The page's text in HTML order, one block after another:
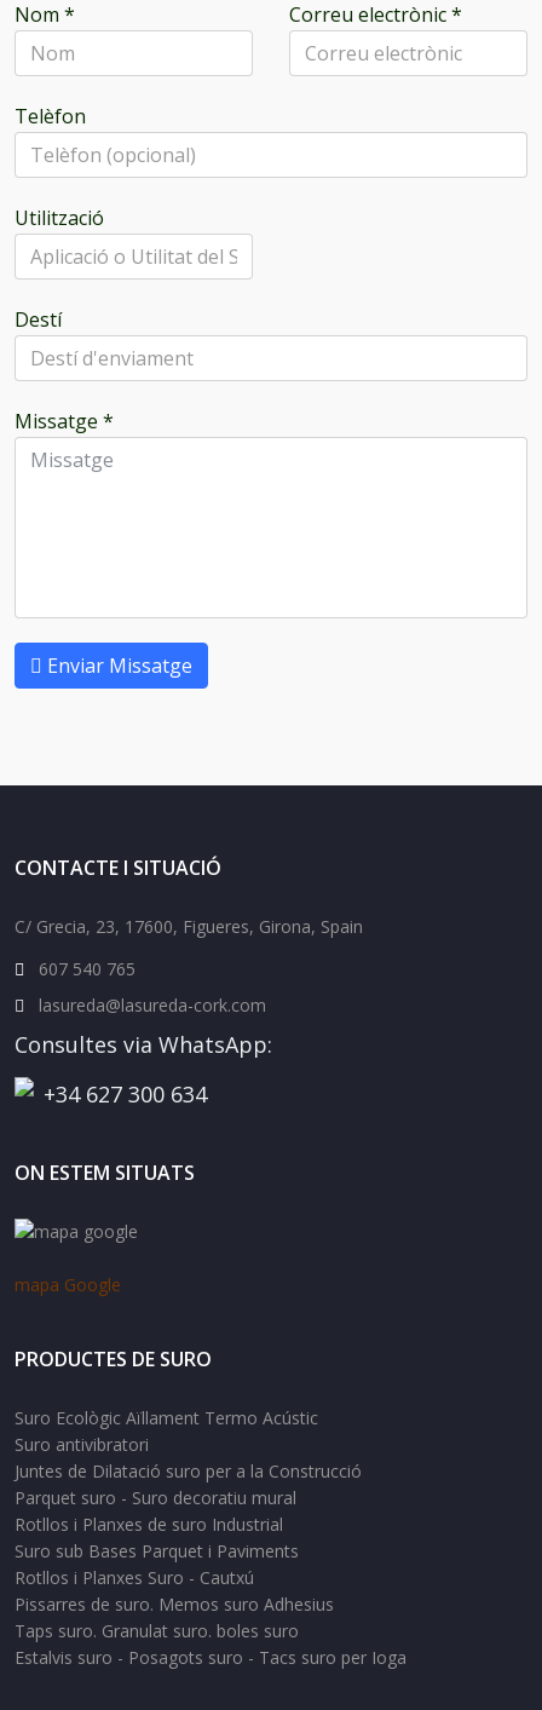
Nom * Correu electrònic*
Telèfon
Utilització
Destí
Missatge *
Enviar Missatge
CONTACTE I SITUACIÓ
C/ Grecia, 23, 17600, Figueres, Girona, Spain
607 540 765
lasureda@lasureda-cork.com
Consultes via WhatsApp:
+34 627 300 634
ON ESTEM SITUATS
mapa Google
PRODUCTES DE SURO
Suro Ecològic Aïllament Termo Acústic
Suro antivibratori
Juntes de Dilatació suro per a la Construcció
Parquet suro - Suro decoratiu mural
Rotllos i Planxes de suro Industrial
Suro sub Bases Parquet i Paviments
Rotllos i Planxes Suro - Cautxú
Pissarres de suro. Memos suro Adhesius
Taps suro. Granulat suro. boles suro
Estalvis suro - Posagots suro - Tacs suro per Ioga